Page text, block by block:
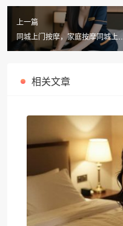
上一篇
同城上门按摩，家庭按摩同城上门
平台推荐舒养到家按摩
相关文章